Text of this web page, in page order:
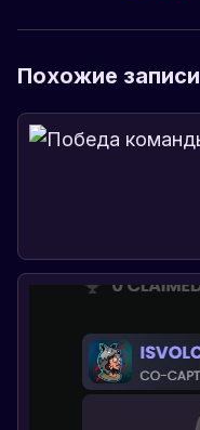
Похожие записи